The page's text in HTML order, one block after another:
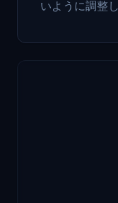
いように調整